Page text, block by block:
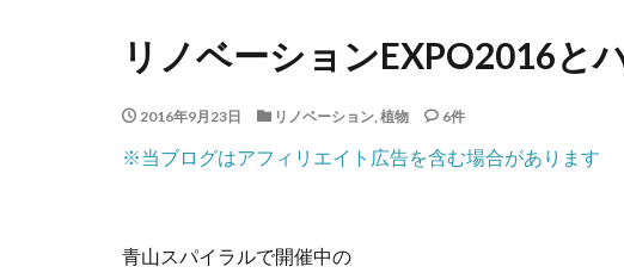
リノベーションEXPO2016と
2016年9月23日 リノベーション, 植物 6件
※当ブログはアフィリエイト広告を含む場合があります
青山スパイラルで開催中の